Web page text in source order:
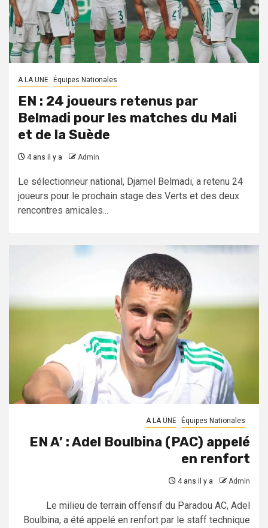
A LA UNE Équipes Nationales
EN : 24 joueurs retenus par
Belmadi pour les matches du Mali
et de la Suède
4 ans il y a Admin
Le sélectionneur national, Djamel Belmadi, a retenu 24
joueurs pour le prochain stage des Verts et des deux
rencontres amicales...
A LA UNE Équipes Nationales
EN A’ : Adel Boulbina (PAC) appelé
en renfort
4 ans il y a Admin
Le milieu de terrain offensif du Paradou AC, Adel
Boulbina, a été appelé en renfort par le staff technique